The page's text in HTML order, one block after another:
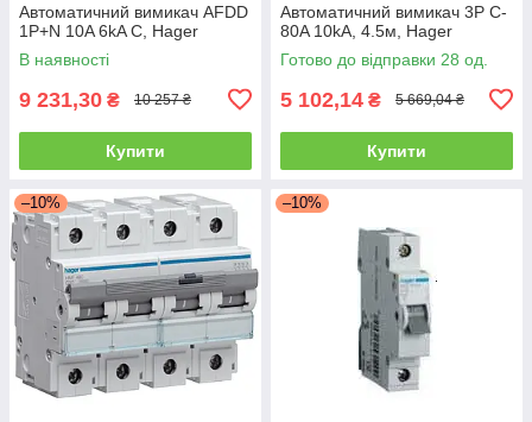
Автоматичний вимикач AFDD
1P+N 10A 6kA C, Hager
В наявності
9 231,30 ₴ 10 257 ₴
Купити
Автоматичний вимикач 3P C-
80A 10kA, 4.5м, Hager
Готово до відправки 28 од.
5 102,14 ₴ 5 669,04 ₴
Купити
–10% –10%